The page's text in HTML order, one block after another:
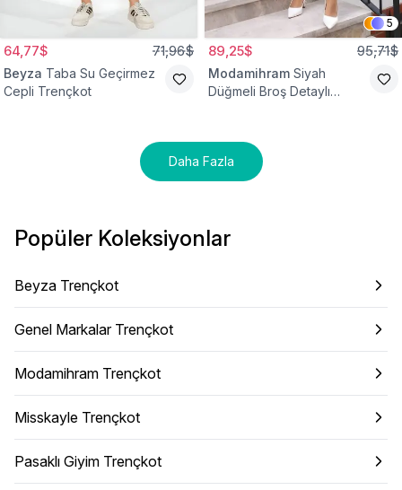
64,77$ 71,96$
Beyza Taba Su Geçirmez
Cepli Trençkot
5
89,25$ 95,71$
Modamihram Siyah
Düğmeli Broş Detaylı
Daha Fazla
Popüler Koleksiyonlar
Beyza Trençkot
Genel Markalar Trençkot
Modamihram Trençkot
Misskayle Trençkot
Pasaklı Giyim Trençkot